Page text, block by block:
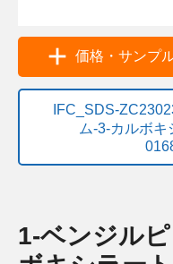
価格・サンプ
IFC_SDS-
ム-3-カルボ
1-ベンジル